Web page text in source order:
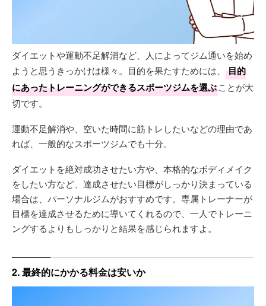
ダイエットや運動不足解消など、人によってジム通いを始め
ようと思うきっかけは様々。目的を果たすためには、
目的
にあったトレーニングができるスポーツジムを選ぶことが大
切です。
運動不足解消や、空いた時間に筋トレしたいなどの理由であ
れば、一般的なスポーツジムでも十分。
ダイエットを絶対成功させたい方や、本格的なボディメイク
をしたい方など、達成させたい目標がしっかり決まっている
場合は、パーソナルジムがおすすめです。専属トレーナーが
目標を達成させるために導いてくれるので、一人でトレーニ
ングするよりもしっかりと結果を感じられますよ。
2. 最終的にかかる料金は安いか